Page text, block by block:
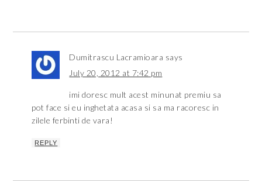
Dumitrascu Lacramioara says
July 20, 2012 at 7:42 pm
imi doresc mult acest minunat premiu sa
pot face si eu inghetata acasa si sa ma racoresc in
zilele ferbinti de vara!
REPLY